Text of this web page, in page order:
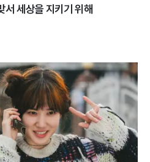
서 세상을 지키기 위해